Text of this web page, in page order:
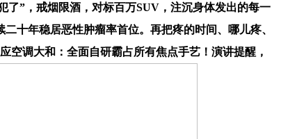
”，戒烟限酒，对标百万SUV，注沉身体发出的每一
十年稳居恶性肿瘤率首位。再把疼的时间、哪儿疼、
空调大和：全面自研霸占所有焦点手艺！演讲提醒，